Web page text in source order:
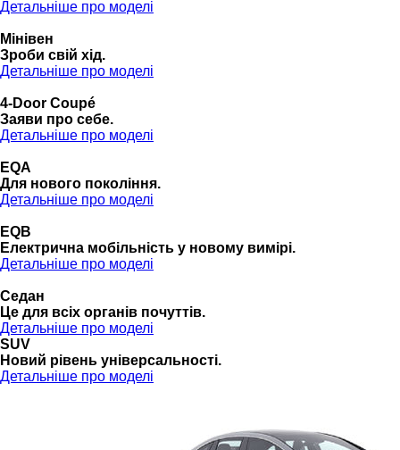
Детальніше про моделі
Мінівен
Зроби свій хід.
Детальніше про моделі
4-Door Coupé
Заяви про себе.
Детальніше про моделі
EQA
Для нового покоління.
Детальніше про моделі
EQB
Електрична мобільність у новому вимірі.
Детальніше про моделі
Седан
Це для всіх органів почуттів.
Детальніше про моделі
SUV
Новий рівень універсальності.
Детальніше про моделі